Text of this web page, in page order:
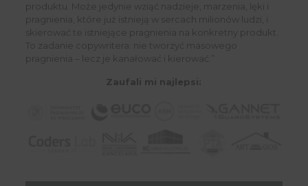
produktu. Może jedynie wziąć nadzieje, marzenia, lęki i
pragnienia, które już istnieją w sercach milionów ludzi, i
skierować te istniejące pragnienia na konkretny produkt.
To zadanie copywritera: nie tworzyć masowego
pragnienia – lecz je kanałować i kierować.”
Zaufali mi najlepsi: